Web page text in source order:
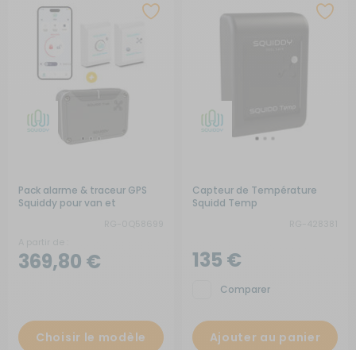
Pack alarme & traceur GPS
Squiddy pour van et
369,80 €
Choisir le modèle
Capteur de Température
Squidd Temp
135 €
Comparer
Ajouter au panier